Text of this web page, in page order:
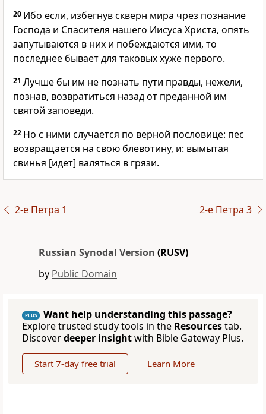
20 Ибо если, избегнув скверн мира чрез познание
Господа и Спасителя нашего Иисуса Христа, опять
запутываются в них и побеждаются ими, то
последнее бывает для таковых хуже первого.
21 Лучше бы им не познать пути правды, нежели,
познав, возвратиться назад от преданной им
святой заповеди.
22 Но с ними случается по верной пословице: пес
возвращается на свою блевотину, и: вымытая
свинья [идет] валяться в грязи.
2-e Петра 1 2-e Петра 3
Russian Synodal Version (RUSV)
by Public Domain
PLUS
Want help understanding this passage?
Explore trusted study tools in the Resourcestab.
Discoverdeeper insightwith Bible Gateway Plus.
Start 7-day free trial Learn More